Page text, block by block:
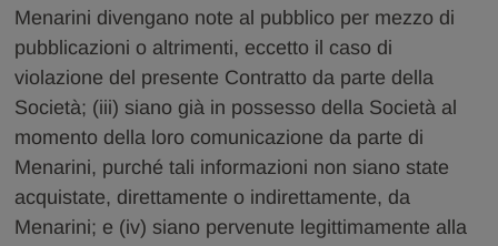
Menarini divengano note al pubblico per mezzo di
pubblicazioni o altrimenti, eccetto il caso di
violazione del presente Contratto da parte della
Società; (iii) siano già in possesso della Società al
momento della loro comunicazione da parte di
Menarini, purché tali informazioni non siano state
acquistate, direttamente o indirettamente, da
Menarini; e (iv) siano pervenute legittimamente alla